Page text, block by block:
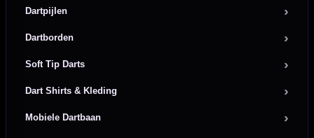
Dartpijlen
Dartborden
Soft Tip Darts
Dart Shirts & Kleding
Mobiele Dartbaan